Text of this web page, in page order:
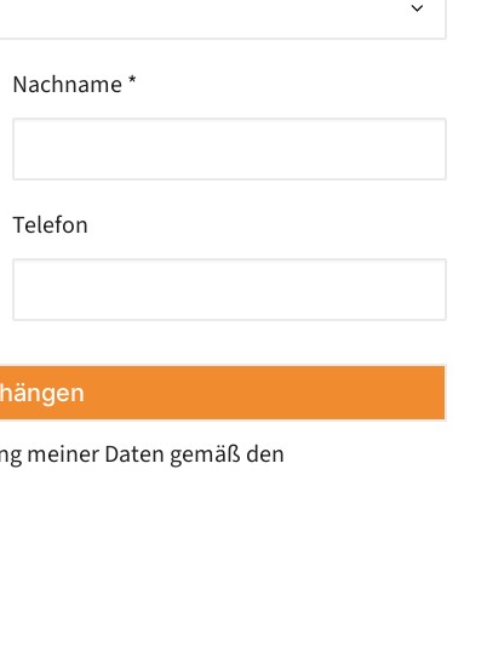
Nachname *
Telefon
meiner Daten gemäß den